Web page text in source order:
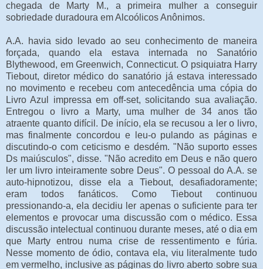
chegada de Marty M., a primeira mulher a conseguir
sobriedade duradoura em Alcoólicos Anônimos.
A.A. havia sido levado ao seu conhecimento de maneira
forçada, quando ela estava internada no Sanatório
Blythewood, em Greenwich, Connecticut. O psiquiatra Harry
Tiebout, diretor médico do sanatório já estava interessado
no movimento e recebeu com antecedência uma cópia do
Livro Azul impressa em off-set, solicitando sua avaliação.
Entregou o livro a Marty, uma mulher de 34 anos tão
atraente quanto difícil. De início, ela se recusou a ler o livro,
mas finalmente concordou e leu-o pulando as páginas e
discutindo-o com ceticismo e desdém. "Não suporto esses
Ds maiúsculos", disse. "Não acredito em Deus e não quero
ler um livro inteiramente sobre Deus". O pessoal do A.A. se
auto-hipnotizou, disse ela a Tiebout, desafiadoramente;
eram todos fanáticos. Como Tiebout continuou
pressionando-a, ela decidiu ler apenas o suficiente para ter
elementos e provocar uma discussão com o médico. Essa
discussão intelectual continuou durante meses, até o dia em
que Marty entrou numa crise de ressentimento e fúria.
Nesse momento de ódio, contava ela, viu literalmente tudo
em vermelho, inclusive as páginas do livro aberto sobre sua